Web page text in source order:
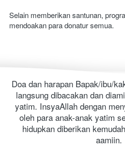
Selain memberikan santunan,
mendoakan para donatur semua.
Doa dan harapan Bapak/ibu/
langsung dibacakan dan
yatim. InsyaAllah dengan
oleh para anak-anak yatim
hidupkan diberikan
aamiin.